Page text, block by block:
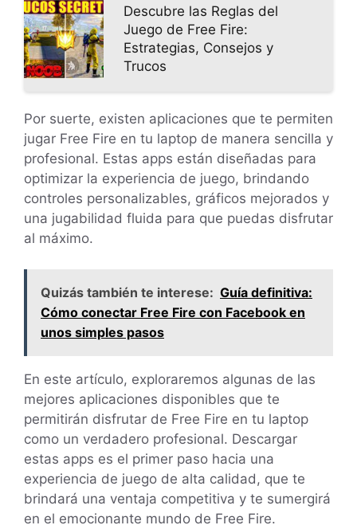
Descubre las Reglas del
Juego de Free Fire:
Estrategias, Consejos y
Trucos
Por suerte, existen aplicaciones que te permiten
jugar Free Fire en tu laptop de manera sencilla y
profesional. Estas apps están diseñadas para
optimizar la experiencia de juego, brindando
controles personalizables, gráficos mejorados y
una jugabilidad fluida para que puedas disfrutar
al máximo.
Quizás también te interese: Guía definitiva:
Cómo conectar Free Fire con Facebook en
unos simples pasos
En este artículo, exploraremos algunas de las
mejores aplicaciones disponibles que te
permitirán disfrutar de Free Fire en tu laptop
como un verdadero profesional. Descargar
estas apps es el primer paso hacia una
experiencia de juego de alta calidad, que te
brindará una ventaja competitiva y te sumergirá
en el emocionante mundo de Free Fire.